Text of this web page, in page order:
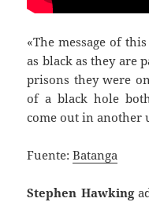
«The message of
as black as they are
prisons they were
of a black hole
come out in another
Fuente:Batanga
Stephen Hawking